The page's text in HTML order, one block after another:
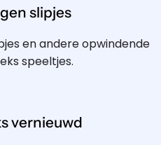
slipjes
en andere opwindende
speeltjes.
vernieuwd